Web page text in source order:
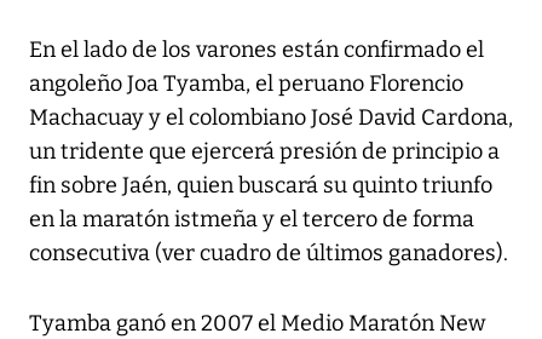
En el lado de los varones están confirmado el
angoleño Joa Tyamba, el peruano Florencio
Machacuay y el colombiano José David Cardona,
un tridente que ejercerá presión de principio a
fin sobre Jaén, quien buscará su quinto triunfo
en la maratón istmeña y el tercero de forma
consecutiva (ver cuadro de últimos ganadores).
Tyamba ganó en 2007 el Medio Maratón New